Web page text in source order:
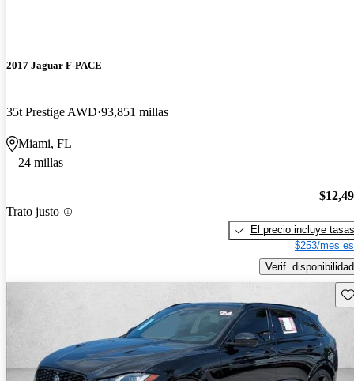
2017 Jaguar F-PACE
35t Prestige AWD 93,851 millas
Miami, FL
24 millas
Trato justo
El precio incluye tasas
$253/mes
Verif. disponibilidad